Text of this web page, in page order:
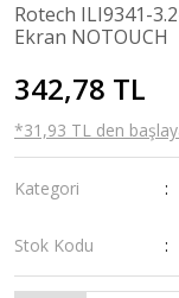
Rotech ILI9341-
Ekran NOTOUCH
342,78 TL
*31,93 TL den
Kategori
Stok Kodu